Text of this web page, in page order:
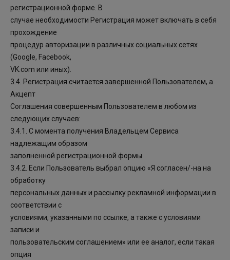
регистрационной форме. В
случае необходимости Регистрация может включать в себя
прохождение
процедур авторизации в различных социальных сетях
(Google, Facebook,
VK.com или иных).
3.4. Регистрация считается завершенной Пользователем, а
Акцепт
Соглашения совершенным Пользователем в любом из
следующих случаев:
3.4.1. С момента получения Владельцем Сервиса
надлежащим образом
заполненной регистрационной формы.
3.4.2. Если Пользователь выбрал опцию «Я согласен/-на на
обработку
персональных данных и рассылку рекламной информации в
соответствии с
условиями, указанными по ссылке, а также с условиями
записи и
пользовательским соглашением» или ее аналог, если такая
опция